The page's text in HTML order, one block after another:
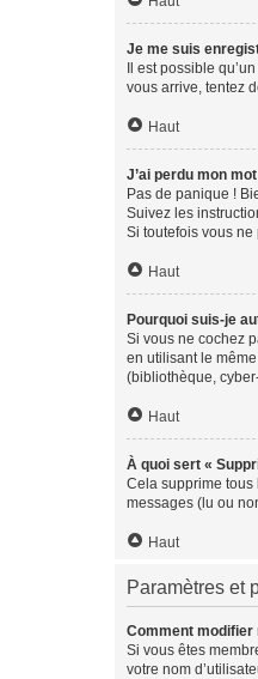
Je me suis
Il est possible
vous arrive, tentez
Haut
J’ai perdu mon
Pas de panique !
Suivez les
Si toutefois vous
Haut
Pourquoi suis-je
Si vous ne cochez
en utilisant le
(bibliothèque,
Haut
À quoi sert «
Cela supprime tous
messages (lu ou
Haut
Paramètres et
Comment
Si vous êtes
votre nom